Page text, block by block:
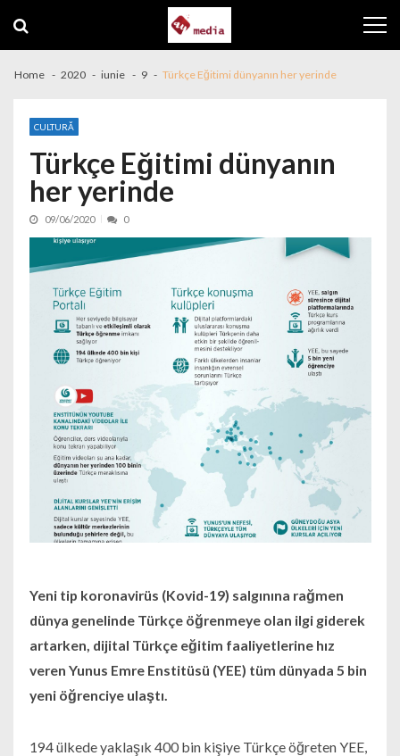
Home 2020 iunie 9 Türkçe Eğitimi dünyanın her yerinde
CULTURĂ
Türkçe Eğitimi dünyanın
her yerinde
09/06/2020 0
Yeni tip koronavirüs (Kovid-19) salgınına rağmen
dünya genelinde Türkçe öğrenmeye olan ilgi giderek
artarken, dijital Türkçe eğitim faaliyetlerine hız
veren Yunus Emre Enstitüsü (YEE) tüm dünyada 5 bin
yeni öğrenciye ulaştı.
194 ülkede yaklaşık 400 bin kişiye Türkçe öğreten YEE,